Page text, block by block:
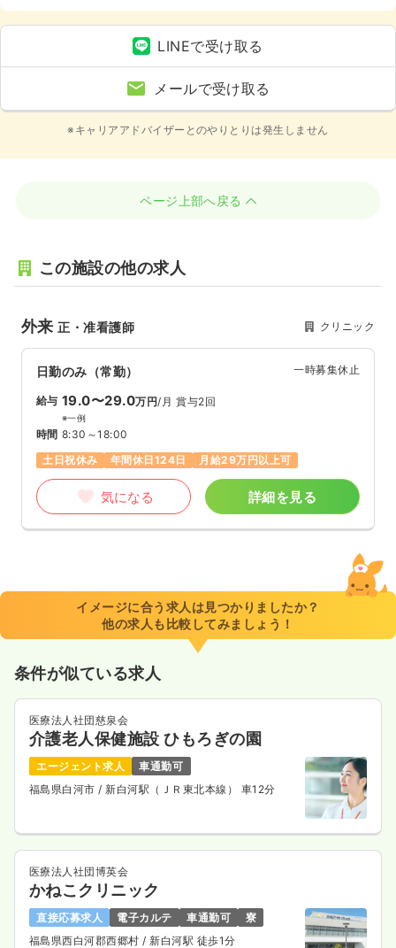
LINEで受け取る
メールで受け取る
※キャリアアドバイザーとのやりとりは発生しません
ページ上部へ戻る
この施設の他の求人
外来正・准看護師 クリニック
日勤のみ（常勤） 一時募集休止
給与 19.0〜29.0万円/月 賞与2回
※一例
時間 8:30～18:00
土日祝休み
年間休日124日 月給29万円以上可
気になる 詳細を見る
イメージに合う求人は見つかりましたか？
他の求人も比較してみましょう！
条件が似ている求人
医療法人社団慈泉会
介護老人保健施設 ひもろぎの園
エージェント求人
車通勤可
福島県白河市 / 新白河駅（ＪＲ東北本線） 車12分
医療法人社団博英会
かねこクリニック
直接応募求人 電子カルテ 車通勤可
寮
福島県西白河郡西郷村 / 新白河駅 徒歩1分